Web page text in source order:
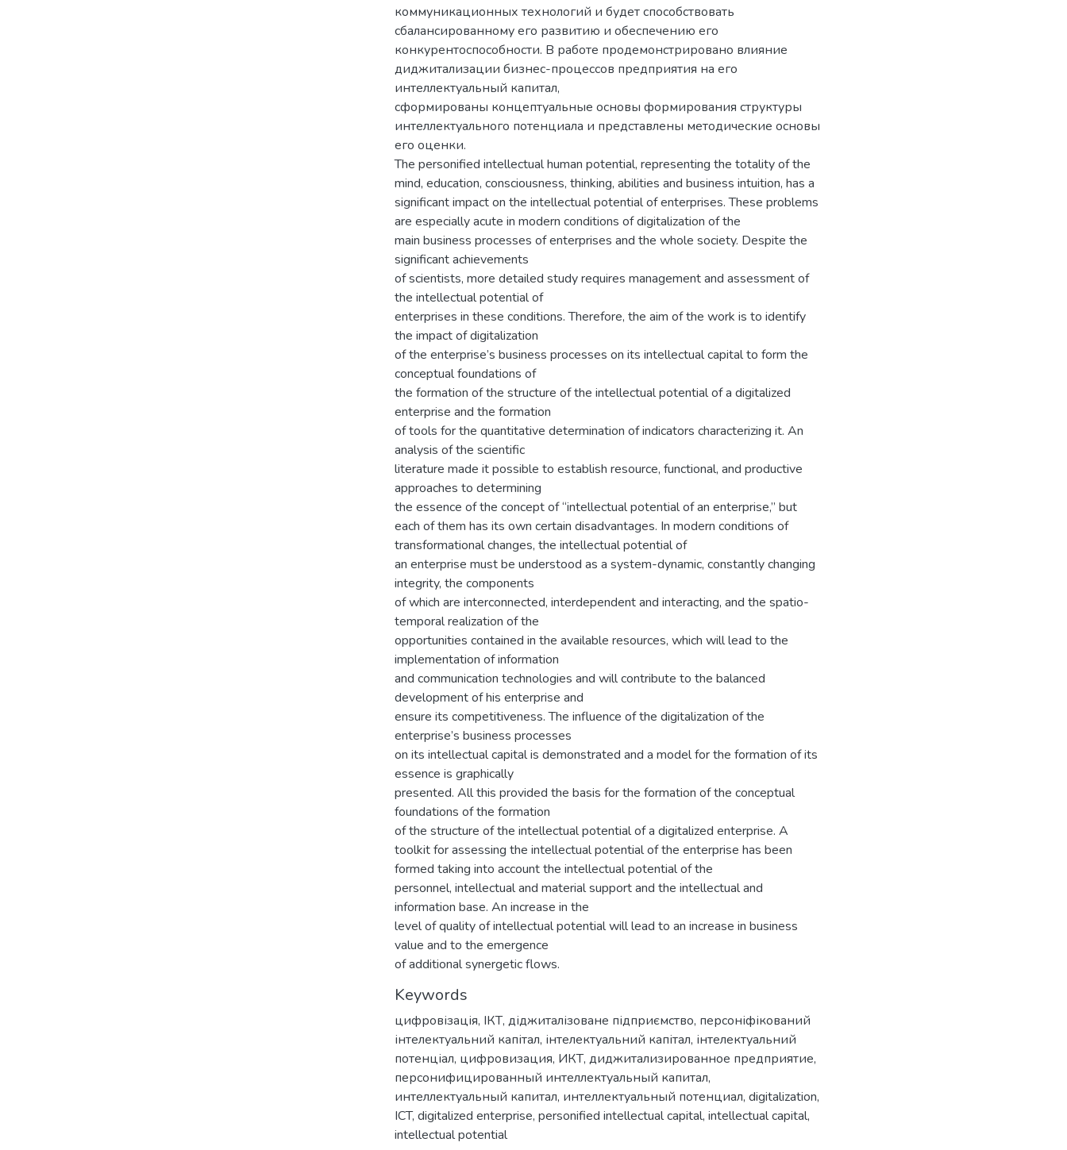
коммуникационных технологий и будет способствовать
сбалансированному его развитию и обеспечению его
конкурентоспособности. В работе продемонстрировано влияние
диджитализации бизнес-процессов предприятия на его
интеллектуальный капитал,
сформированы концептуальные основы формирования структуры
интеллектуального потенциала и представлены методические основы
его оценки.
The personified intellectual human potential, representing the totality of the
mind, education, consciousness, thinking, abilities and business intuition, has a
significant impact on the intellectual potential of enterprises. These problems
are especially acute in modern conditions of digitalization of the
main business processes of enterprises and the whole society. Despite the
significant achievements
of scientists, more detailed study requires management and assessment of
the intellectual potential of
enterprises in these conditions. Therefore, the aim of the work is to identify
the impact of digitalization
of the enterprise’s business processes on its intellectual capital to form the
conceptual foundations of
the formation of the structure of the intellectual potential of a digitalized
enterprise and the formation
of tools for the quantitative determination of indicators characterizing it. An
analysis of the scientific
literature made it possible to establish resource, functional, and productive
approaches to determining
the essence of the concept of “intellectual potential of an enterprise,” but
each of them has its own certain disadvantages. In modern conditions of
transformational changes, the intellectual potential of
an enterprise must be understood as a system-dynamic, constantly changing
integrity, the components
of which are interconnected, interdependent and interacting, and the spatio-
temporal realization of the
opportunities contained in the available resources, which will lead to the
implementation of information
and communication technologies and will contribute to the balanced
development of his enterprise and
ensure its competitiveness. The influence of the digitalization of the
enterprise’s business processes
on its intellectual capital is demonstrated and a model for the formation of its
essence is graphically
presented. All this provided the basis for the formation of the conceptual
foundations of the formation
of the structure of the intellectual potential of a digitalized enterprise. A
toolkit for assessing the intellectual potential of the enterprise has been
formed taking into account the intellectual potential of the
personnel, intellectual and material support and the intellectual and
information base. An increase in the
level of quality of intellectual potential will lead to an increase in business
value and to the emergence
of additional synergetic flows.
Keywords
цифровізація, ІКТ, діджиталізоване підприємство, персоніфікований
інтелектуальний капітал, інтелектуальний капітал, інтелектуальний
потенціал, цифровизация, ИКТ, диджитализированное предприятие,
персонифицированный интеллектуальный капитал,
интеллектуальный капитал, интеллектуальный потенциал, digitalization,
ICT, digitalized enterprise, personified intellectual capital, intellectual capital,
intellectual potential